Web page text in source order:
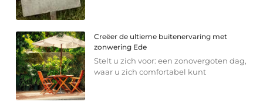
Creëer de ultieme buitenervaring met
zonwering Ede
Stelt u zich voor: een zonovergoten dag,
waar u zich comfortabel kunt